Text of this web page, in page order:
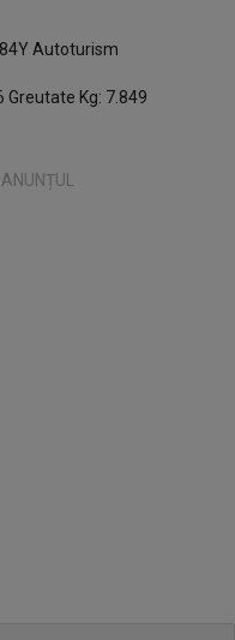
Autoturism
Kg: 7.849